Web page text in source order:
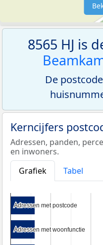
8565 HJ is
De
Kerncijfers
Adressen, panden,
en inwoners.
Grafiek
Tabel
Adressen met postcode
Adressen met postcode
Adressen met woonfunctie
Adressen met woonfunctie